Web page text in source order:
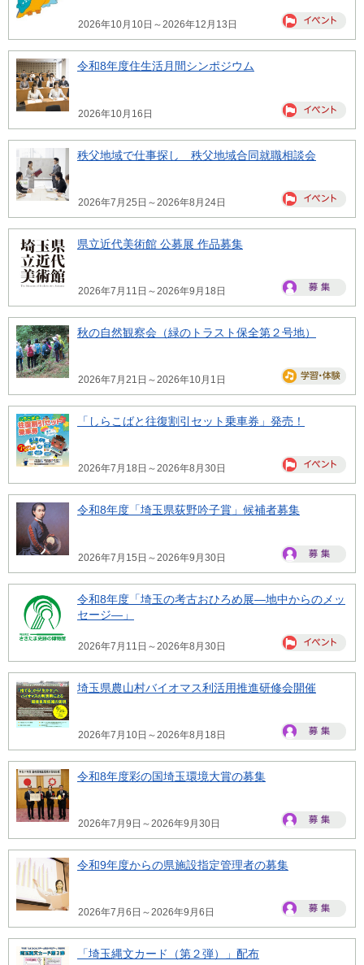
2026年10月10日～2026年12月13日
令和8年度住生活月間シンポジウム
2026年10月16日
秩父地域で仕事探し 秩父地域合同就職相談会
2026年7月25日～2026年8月24日
県立近代美術館 公募展 作品募集
2026年7月11日～2026年9月18日
秋の自然観察会（緑のトラスト保全第２号地）
2026年7月21日～2026年10月1日
「しらこばと往復割引セット乗車券」発売！
2026年7月18日～2026年8月30日
令和8年度「埼玉県荻野吟子賞」候補者募集
2026年7月15日～2026年9月30日
令和8年度「埼玉の考古おひろめ展―地中からのメッ
セージ―」
2026年7月11日～2026年8月30日
埼玉県農山村バイオマス利活用推進研修会開催
2026年7月10日～2026年8月18日
令和8年度彩の国埼玉環境大賞の募集
2026年7月9日～2026年9月30日
令和9年度からの県施設指定管理者の募集
2026年7月6日～2026年9月6日
「埼玉縄文カード（第２弾）」配布